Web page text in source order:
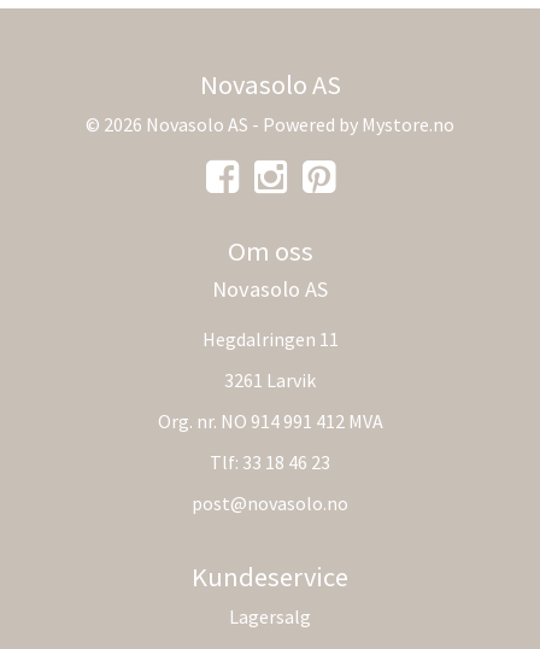
Novasolo AS
© 2026 Novasolo AS - Powered by Mystore.no
Om oss
Novasolo AS
Hegdalringen 11
3261 Larvik
Org. nr. NO 914 991 412 MVA
Tlf: 33 18 46 23
post@novasolo.no
Kundeservice
Lagersalg